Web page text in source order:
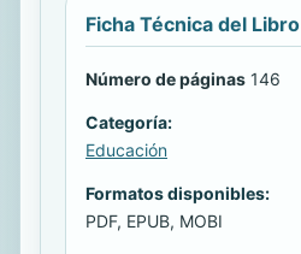
Ficha Técnica del Libro
Número de páginas 146
Categoría:
Educación
Formatos disponibles:
PDF, EPUB, MOBI